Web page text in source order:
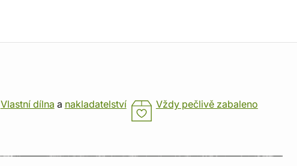
Vlastní dílna a nakladatelství Vždy pečlivě zabaleno